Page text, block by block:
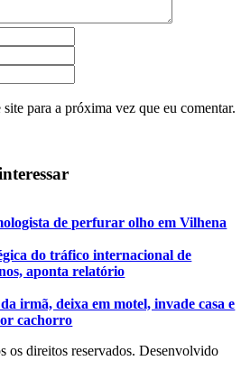
para a próxima vez que eu comentar.
de perfurar olho em Vilhena
do tráfico internacional de
aponta relatório
irmã, deixa em motel, invade casa e
cachorro
os direitos reservados. Desenvolvido